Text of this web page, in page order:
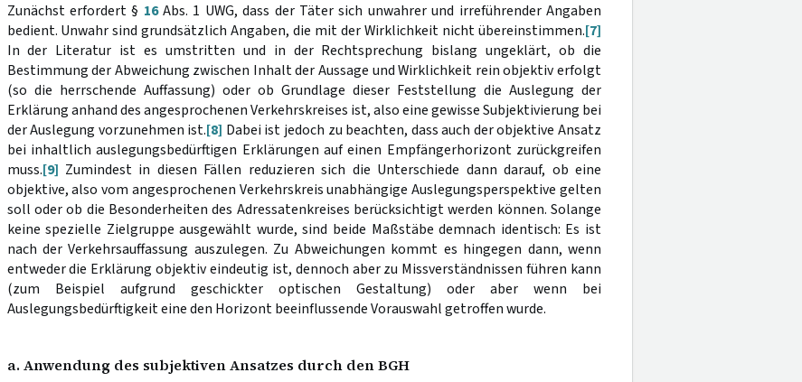
Zunächst erfordert § 16Abs. 1 UWG, dass der Täter sich unwahrer und irreführender Angaben
bedient. Unwahr sind grundsätzlich Angaben, die mit der Wirklichkeit nicht übereinstimmen.[7]
In der Literatur ist es umstritten und in der Rechtsprechung bislang ungeklärt, ob die
Bestimmung der Abweichung zwischen Inhalt der Aussage und Wirklichkeit rein objektiv erfolgt
(so die herrschende Auffassung) oder ob Grundlage dieser Feststellung die Auslegung der
Erklärung anhand des angesprochenen Verkehrskreises ist, also eine gewisse Subjektivierung bei
der Auslegung vorzunehmen ist.[8] Dabei ist jedoch zu beachten, dass auch der objektive Ansatz
bei inhaltlich auslegungsbedürftigen Erklärungen auf einen Empfängerhorizont zurückgreifen
muss.[9] Zumindest in diesen Fällen reduzieren sich die Unterschiede dann darauf, ob eine
objektive, also vom angesprochenen Verkehrskreis unabhängige Auslegungsperspektive gelten
soll oder ob die Besonderheiten des Adressatenkreises berücksichtigt werden können. Solange
keine spezielle Zielgruppe ausgewählt wurde, sind beide Maßstäbe demnach identisch: Es ist
nach der Verkehrsauffassung auszulegen. Zu Abweichungen kommt es hingegen dann, wenn
entweder die Erklärung objektiv eindeutig ist, dennoch aber zu Missverständnissen führen kann
(zum Beispiel aufgrund geschickter optischen Gestaltung) oder aber wenn bei
Auslegungsbedürftigkeit eine den Horizont beeinflussende Vorauswahl getroffen wurde.
a. Anwendung des subjektiven Ansatzes durch den BGH